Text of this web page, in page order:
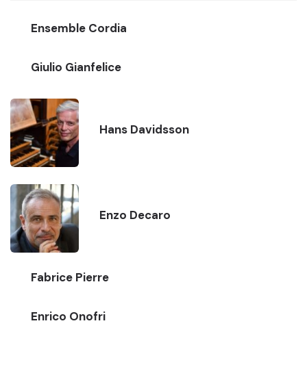
Ensemble Cordia
Giulio Gianfelice
Hans Davidsson
Enzo Decaro
Fabrice Pierre
Enrico Onofri